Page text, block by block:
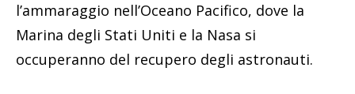
l’ammaraggio nell’Oceano Pacifico, dove la
Marina degli Stati Uniti e la Nasa si
occuperanno del recupero degli astronauti.